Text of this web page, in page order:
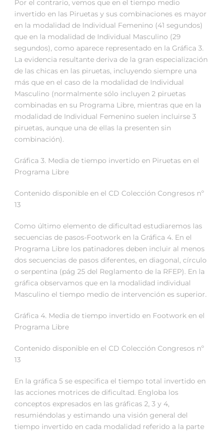
Por el contrario, vemos que en el tiempo medio
invertido en las Piruetas y sus combinaciones es mayor
en la modalidad de Individual Femenino (41 segundos)
que en la modalidad de Individual Masculino (29
segundos), como aparece representado en la Gráfica 3.
La evidencia resultante deriva de la gran especialización
de las chicas en las piruetas, incluyendo siempre una
más que en el caso de la modalidad de Individual
Masculino (normalmente sólo incluyen 2 piruetas
combinadas en su Programa Libre, mientras que en la
modalidad de Individual Femenino suelen incluirse 3
piruetas, aunque una de ellas la presenten sin
combinación).
Gráfica 3. Media de tiempo invertido en Piruetas en el
Programa Libre
Contenido disponible en el CD Colección Congresos nº
13
Como último elemento de dificultad estudiaremos las
secuencias de pasos-Footwork en la Gráfica 4. En el
Programa Libre los patinadores deben incluir al menos
dos secuencias de pasos diferentes, en diagonal, círculo
o serpentina (pág 25 del Reglamento de la RFEP). En la
gráfica observamos que en la modalidad individual
Masculino el tiempo medio de intervención es superior.
Gráfica 4. Media de tiempo invertido en Footwork en el
Programa Libre
Contenido disponible en el CD Colección Congresos nº
13
En la gráfica 5 se especifica el tiempo total invertido en
las acciones motrices de dificultad. Engloba los
conceptos expresados en las gráficas 2, 3 y 4,
resumiéndolas y estimando una visión general del
tiempo invertido en cada modalidad referido a la parte